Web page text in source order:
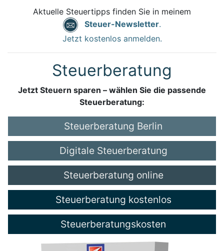
Aktuelle Steuertipps finden Sie in meinem
Steuer-Newsletter.
Jetzt kostenlos anmelden.
Steuerberatung
Jetzt Steuern sparen – wählen Sie die passende
Steuerberatung:
Steuerberatung Berlin
Digitale Steuerberatung
Steuerberatung online
Steuerberatung kostenlos
Steuerberatungskosten